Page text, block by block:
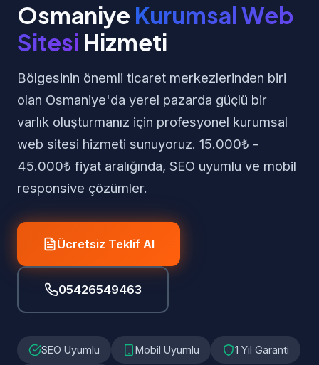
Osmaniye Kurumsal Web
Sitesi Hizmeti
Bölgesinin önemli ticaret merkezlerinden biri
olan Osmaniye'da yerel pazarda güçlü bir
varlık oluşturmanız için profesyonel kurumsal
web sitesi hizmeti sunuyoruz. 15.000₺ -
45.000₺ fiyat aralığında, SEO uyumlu ve mobil
responsive çözümler.
Ücretsiz Teklif Al
05426549463
SEO Uyumlu Mobil Uyumlu 1 Yıl Garanti